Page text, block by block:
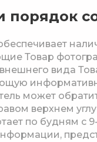
порядок
Товар
вида
может
верхнем
по будням с